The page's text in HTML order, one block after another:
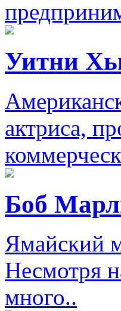
Уитни
актриса,
Боб
Ямайский
Несмотря
много..